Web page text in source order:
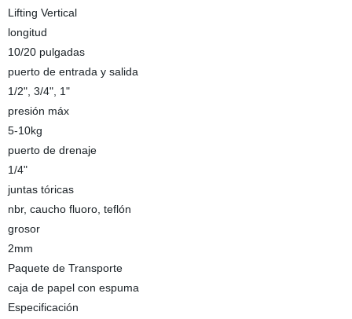
Lifting Vertical
longitud
10/20 pulgadas
puerto de entrada y salida
1/2", 3/4", 1"
presión máx
5-10kg
puerto de drenaje
1/4"
juntas tóricas
nbr, caucho fluoro, teflón
grosor
2mm
Paquete de Transporte
caja de papel con espuma
Especificación